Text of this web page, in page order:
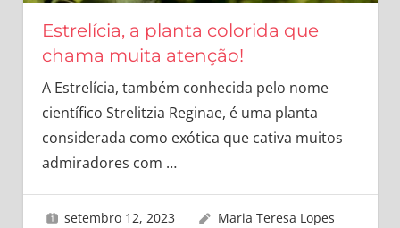
Estrelícia, a planta colorida que
chama muita atenção!
A Estrelícia, também conhecida pelo nome
científico Strelitzia Reginae, é uma planta
considerada como exótica que cativa muitos
admiradores com …
setembro 12, 2023 Maria Teresa Lopes